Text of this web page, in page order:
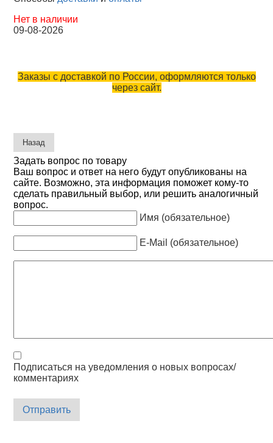
Нет в наличии
09-08-2026
Заказы с доставкой по России, оформляются только
через сайт.
Задать вопрос по товару
Ваш вопрос и ответ на него будут опубликованы на
сайте. Возможно, эта информация поможет кому-то
сделать правильный выбор, или решить аналогичный
вопрос.
Имя (обязательное)
E-Mail (обязательное)
Подписаться на уведомления о новых вопросах/
комментариях
Отправить